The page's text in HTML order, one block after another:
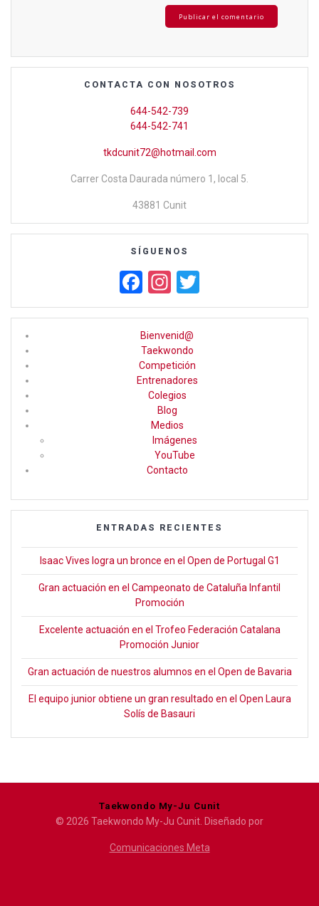
CONTACTA CON NOSOTROS
644-542-739
644-542-741
tkdcunit72@hotmail.com
Carrer Costa Daurada número 1, local 5.
43881 Cunit
SÍGUENOS
F
a
ce
b
o
o
k
In
st
a
gr
a
m
wi
tt
Bienvenid@
Taekwondo
Competición
Entrenadores
Colegios
Blog
Medios
Imágenes
YouTube
Contacto
ENTRADAS RECIENTES
Isaac Vives logra un bronce en el Open de Portugal G1
Gran actuación en el Campeonato de Cataluña Infantil
Promoción
Excelente actuación en el Trofeo Federación Catalana
Promoción Junior
Gran actuación de nuestros alumnos en el Open de Bavaria
El equipo junior obtiene un gran resultado en el Open Laura
Solís de Basauri
Taekwondo My-Ju Cunit
© 2026 Taekwondo My-Ju Cunit. Diseñado por
Comunicaciones Meta